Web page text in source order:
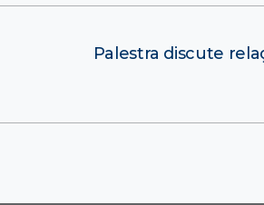
Palestra discute